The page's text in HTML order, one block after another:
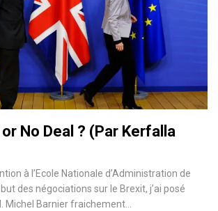
No Deal ? (Par Kerfalla
à l’Ecole Nationale d’Administration de
des négociations sur le Brexit, j’ai posé
Michel Barnier fraichement…